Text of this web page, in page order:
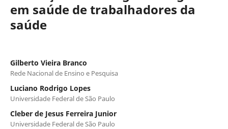
em saúde de trabalhadores da
saúde
Gilberto Vieira Branco
Rede Nacional de Ensino e Pesquisa
Luciano Rodrigo Lopes
Universidade Federal de São Paulo
Cleber de Jesus Ferreira Junior
Universidade Federal de São Paulo